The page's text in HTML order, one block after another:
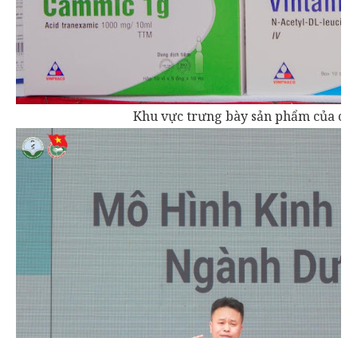
Khu vực trưng bày sản phẩm của